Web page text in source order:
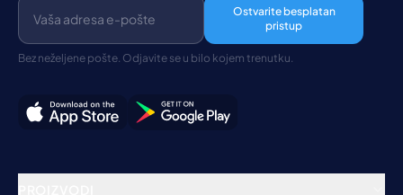
Ostvarite besplatan
pristup
Bez neželjene pošte. Odjavite se u bilo kojem trenutku.